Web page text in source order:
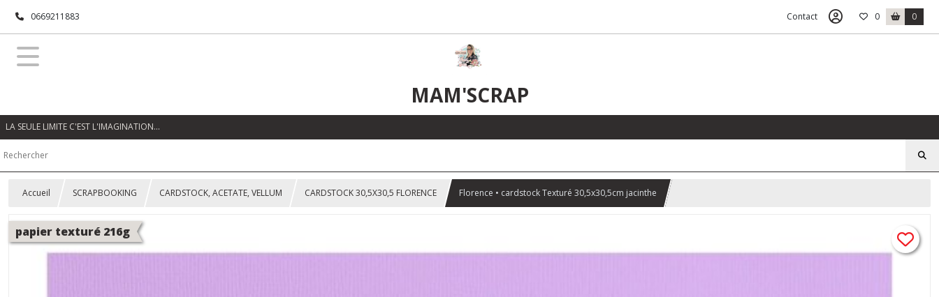
0669211883 Contact 0 0
MAM'SCRAP
LA SEULE LIMITE C'EST L'IMAGINATION…
Accueil SCRAPBOOKING CARDSTOCK, ACETATE, VELLUM CARDSTOCK 30,5X30,5 FLORENCE Florence • cardstock Texturé 30,5x30,5cm jacinthe
papier texturé 216g